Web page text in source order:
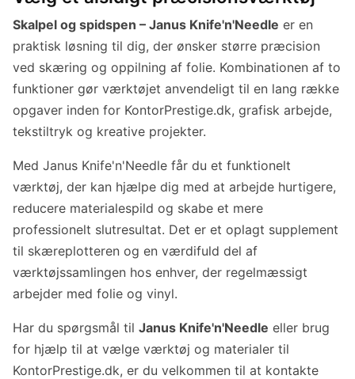
Skalpel og spidspen – Janus Knife'n'Needle er en
praktisk løsning til dig, der ønsker større præcision
ved skæring og oppilning af folie. Kombinationen af to
funktioner gør værktøjet anvendeligt til en lang række
opgaver inden for KontorPrestige.dk, grafisk arbejde,
tekstiltryk og kreative projekter.
Med Janus Knife'n'Needle får du et funktionelt
værktøj, der kan hjælpe dig med at arbejde hurtigere,
reducere materialespild og skabe et mere
professionelt slutresultat. Det er et oplagt supplement
til skæreplotteren og en værdifuld del af
værktøjssamlingen hos enhver, der regelmæssigt
arbejder med folie og vinyl.
Har du spørgsmål til Janus Knife'n'Needle eller brug
for hjælp til at vælge værktøj og materialer til
KontorPrestige.dk, er du velkommen til at kontakte